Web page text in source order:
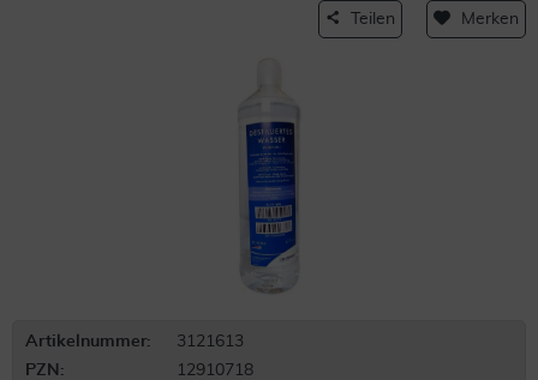
Teilen Merken
Artikelnummer:
3121613
PZN:
12910718